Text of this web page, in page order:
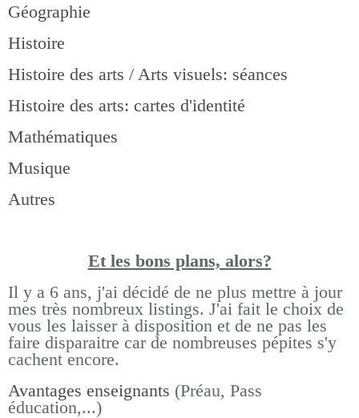
Géographie
Histoire
Histoire des arts / Arts visuels: séances
Histoire des arts: cartes d'identité
Mathématiques
Musique
Autres
Et les bons plans, alors?
Il y a 6 ans, j'ai décidé de ne plus mettre à jour
mes très nombreux listings. J'ai fait le choix de
vous les laisser à disposition et de ne pas les
faire disparaitre car de nombreuses pépites s'y
cachent encore.
Avantages enseignants (Préau, Pass
éducation,...)